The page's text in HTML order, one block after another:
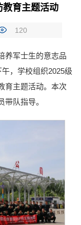
教育主题活动
120
养军士生的意志品
，学校组织2025级
育主题活动。本次
队指导。